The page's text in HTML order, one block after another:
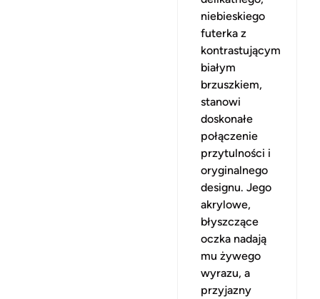
niebieskiego
futerka z
kontrastującym
białym
brzuszkiem,
stanowi
doskonałe
połączenie
przytulności i
oryginalnego
designu. Jego
akrylowe,
błyszczące
oczka nadają
mu żywego
wyrazu, a
przyjazny